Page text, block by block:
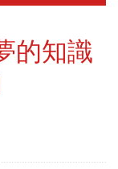
的知識